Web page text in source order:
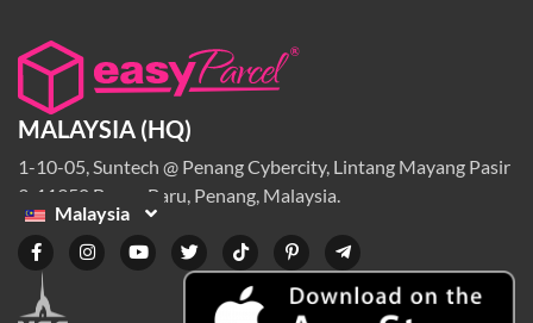
MALAYSIA (HQ)
1-10-05, Suntech @ Penang Cybercity, Lintang Mayang Pasir
3, 11950 Bayan Baru, Penang, Malaysia.
Malaysia